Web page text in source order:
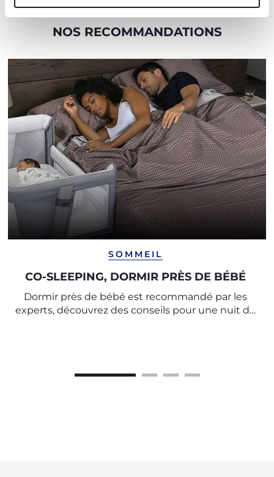
NOS RECOMMANDATIONS
SOMMEIL
CO-SLEEPING, DORMIR PRÈS DE BÉBÉ
Dormir près de bébé est recommandé par les
experts, découvrez des conseils pour une nuit de